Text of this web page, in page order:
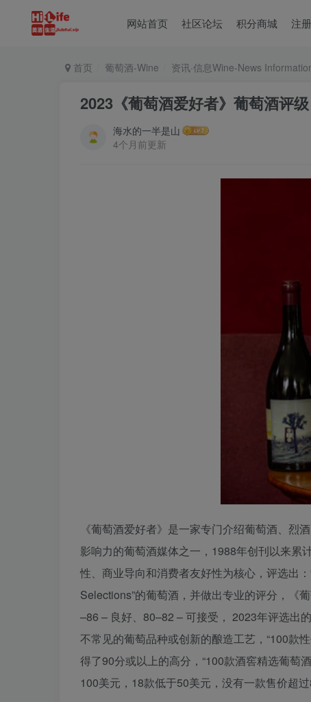
网站首页 社区论坛 积分商城 注
首页 葡萄酒-Wine 资讯·信息Wine-News
2023《葡萄酒爱好者》葡萄酒评
海水的一半是山
4个月前更新
《葡萄酒爱好者》是一家专门介绍葡萄酒、烈
影响力的葡萄酒媒体之一，1988年创刊以来累
性、商业导向和消费者友好性为核心，评选出
Selections”的葡萄酒，并做出专业的评分，《
–86 – 良好、80–82 – 可接受， 2023年评选出
不常见的葡萄品种或创新的酿造工艺，“100款
得了90分或以上的高分，“100款酒窖精选葡萄
100美元，18款低于50美元，没有一款售价超过